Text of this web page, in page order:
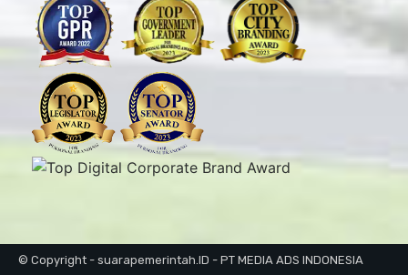
© Copyright - suarapemerintah.ID - PT MEDIA ADS INDONESIA